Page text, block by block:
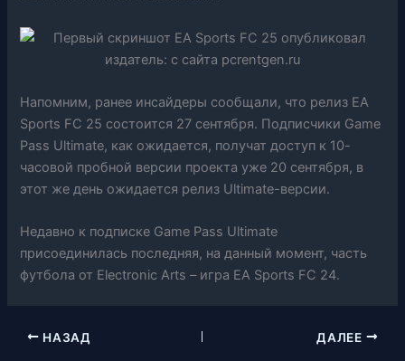
Напомним, ранее инсайдеры сообщали, что релиз EA
Sports FC 25 состоится 27 сентября. Подписчики Game
Pass Ultimate, как ожидается, получат доступ к 10-
часовой пробной версии проекта уже 20 сентября, в
этот же день ожидается релиз Ultimate-версии.
Недавно к подписке Game Pass Ultimate
присоединилась последняя, на данный момент, часть
футбола от Electronic Arts – игра EA Sports FC 24.
НАЗАД ДАЛЕЕ